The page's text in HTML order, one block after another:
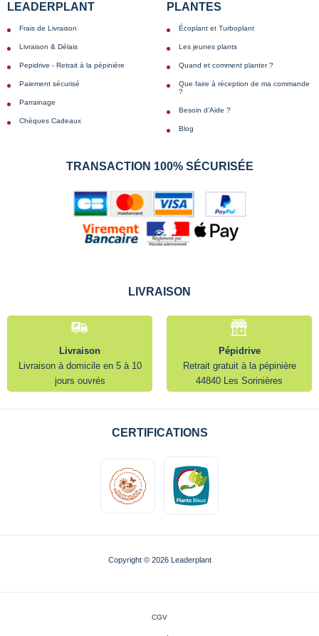
LEADERPLANT
Frais de Livraison
Livraison & Délais
Pepidrive - Retrait à la pépinière
Paiement sécurisé
Parrainage
Chèques Cadeaux
PLANTES
Écoplant et Turboplant
Les jeunes plants
Quand et comment planter ?
Que faire à réception de ma commande
?
Besoin d'Aide ?
Blog
TRANSACTION 100% SÉCURISÉE
LIVRAISON
Livraison
Livraison à domicile en 5 à 10
jours ouvrés
Pépidrive
Retrait gratuit à la pépinière
44840 Les Sorinières
CERTIFICATIONS
Copyright © 2026 Leaderplant
CGV